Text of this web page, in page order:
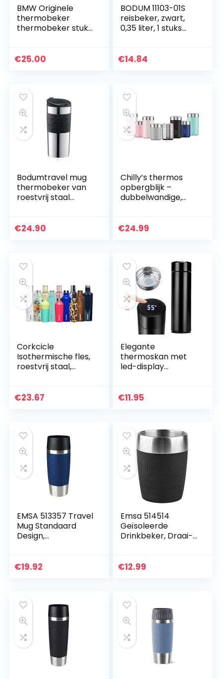
BMW Originele
thermobeker
thermobeker stuk
€25.00
BODUM 11103-01S
reisbeker, zwart,
0,35 liter, 1 stuks
€14.84
Bodumtravel mug
thermobeker van
roestvrij staal
estendig, 0,35 liter)
€24.90
Chilly’s thermos
opbergblijk –
dubbelwandige,
premium
€24.99
Corkcicle
Isothermische fles,
roestvrij staal,
€23.67
Elegante
thermoskan met
led-display
€11.95
EMSA 513357 Travel
Mug Standaard
Design,
€19.92
Emsa 514514
Geïsoleerde
Drinkbeker, Draai-
€12.99